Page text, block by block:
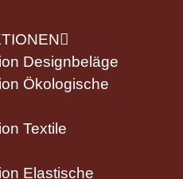
Designbeläge
Ökologische
Textile
Elastische